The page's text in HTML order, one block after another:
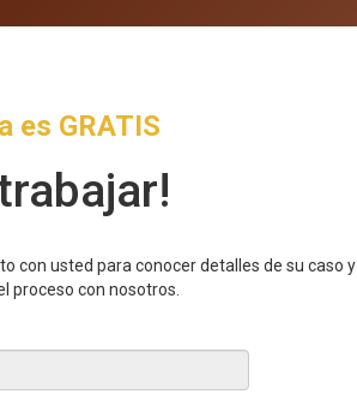
es GRATIS
con usted para conocer detalles de su caso y
proceso con nosotros.